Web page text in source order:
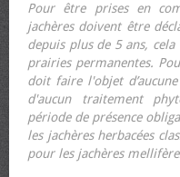
Pour être prises en
jachères doivent être
depuis plus de 5 ans,
prairies permanentes.
doit faire l'objet
d'aucun traitement
période de présence
les jachères herbacées
pour les jachères